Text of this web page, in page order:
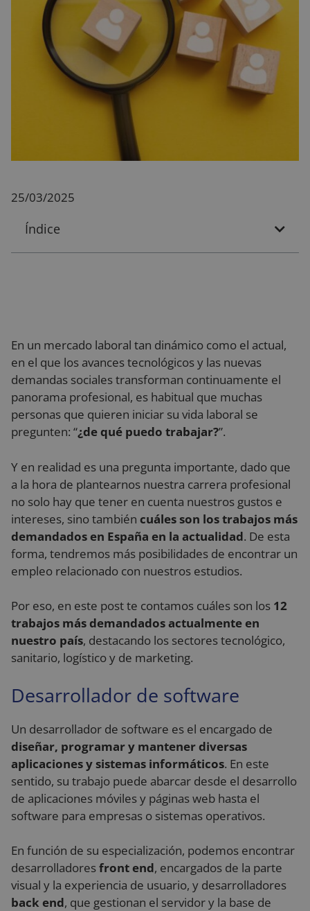
25/03/2025
Índice
En un mercado laboral tan dinámico como el actual,
en el que los avances tecnológicos y las nuevas
demandas sociales transforman continuamente el
panorama profesional, es habitual que muchas
personas que quieren iniciar su vida laboral se
pregunten: “¿de qué puedo trabajar?”.
Y en realidad es una pregunta importante, dado que
a la hora de plantearnos nuestra carrera profesional
no solo hay que tener en cuenta nuestros gustos e
intereses, sino también cuáles son los trabajos más
demandados en España en la actualidad. De esta
forma, tendremos más posibilidades de encontrar un
empleo relacionado con nuestros estudios.
Por eso, en este post te contamos cuáles son los 12
trabajos más demandados actualmente en
nuestro país, destacando los sectores tecnológico,
sanitario, logístico y de marketing.
Desarrollador de software
Un desarrollador de software es el encargado de
diseñar, programar y mantener diversas
aplicaciones y sistemas informáticos. En este
sentido, su trabajo puede abarcar desde el desarrollo
de aplicaciones móviles y páginas web hasta el
software para empresas o sistemas operativos.
En función de su especialización, podemos encontrar
desarrolladoresfront end, encargados de la parte
visual y la experiencia de usuario, y desarrolladores
back end, que gestionan el servidor y la base de